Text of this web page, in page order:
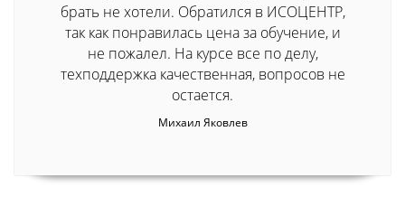
брать не хотели. Обратился в ИСОЦЕНТР,
так как понравилась цена за обучение, и
не пожалел. На курсе все по делу,
техподдержка качественная, вопросов не
остается.
Михаил Яковлев